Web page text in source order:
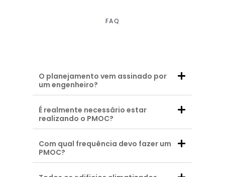
FAQ
O planejamento vem assinado por
um engenheiro?
É realmente necessário estar
realizando o PMOC?
Com qual frequência devo fazer um
PMOC?